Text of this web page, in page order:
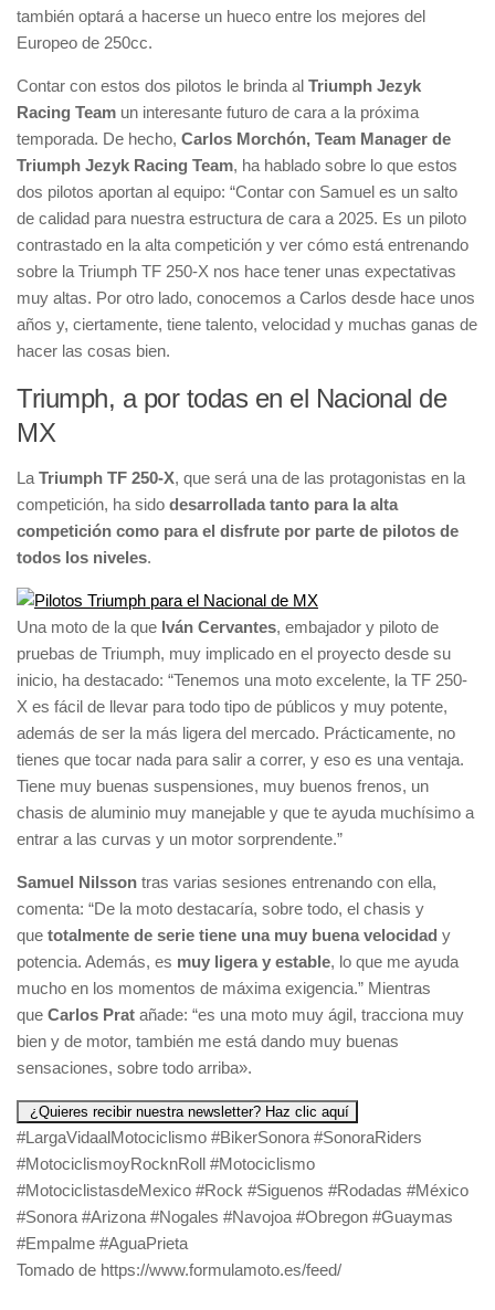
también optará a hacerse un hueco entre los mejores del
Europeo de 250cc.
Contar con estos dos pilotos le brinda al Triumph Jezyk
Racing Team un interesante futuro de cara a la próxima
temporada. De hecho, Carlos Morchón, Team Manager de
Triumph Jezyk Racing Team, ha hablado sobre lo que estos
dos pilotos aportan al equipo: “Contar con Samuel es un salto
de calidad para nuestra estructura de cara a 2025. Es un piloto
contrastado en la alta competición y ver cómo está entrenando
sobre la Triumph TF 250-X nos hace tener unas expectativas
muy altas. Por otro lado, conocemos a Carlos desde hace unos
años y, ciertamente, tiene talento, velocidad y muchas ganas de
hacer las cosas bien.
Triumph, a por todas en el Nacional de
MX
La Triumph TF 250-X, que será una de las protagonistas en la
competición, ha sido desarrollada tanto para la alta
competición como para el disfrute por parte de pilotos de
todos los niveles.
Una moto de la que Iván Cervantes, embajador y piloto de
pruebas de Triumph, muy implicado en el proyecto desde su
inicio, ha destacado: “Tenemos una moto excelente, la TF 250-
X es fácil de llevar para todo tipo de públicos y muy potente,
además de ser la más ligera del mercado. Prácticamente, no
tienes que tocar nada para salir a correr, y eso es una ventaja.
Tiene muy buenas suspensiones, muy buenos frenos, un
chasis de aluminio muy manejable y que te ayuda muchísimo a
entrar a las curvas y un motor sorprendente.”
Samuel Nilsson tras varias sesiones entrenando con ella,
comenta: “De la moto destacaría, sobre todo, el chasis y
que totalmente de serie tiene una muy buena velocidad y
potencia. Además, es muy ligera y estable, lo que me ayuda
mucho en los momentos de máxima exigencia.” Mientras
que Carlos Prat añade: “es una moto muy ágil, tracciona muy
bien y de motor, también me está dando muy buenas
sensaciones, sobre todo arriba».
¿Quieres recibir nuestra newsletter? Haz clic aquí
#LargaVidaalMotociclismo #BikerSonora #SonoraRiders
#MotociclismoyRocknRoll #Motociclismo
#MotociclistasdeMexico #Rock #Siguenos #Rodadas #México
#Sonora #Arizona #Nogales #Navojoa #Obregon #Guaymas
#Empalme #AguaPrieta
Tomado de https://www.formulamoto.es/feed/